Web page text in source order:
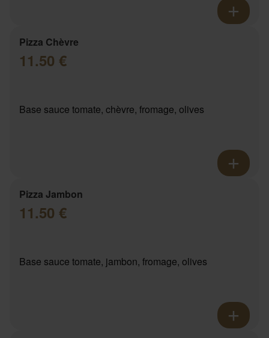
Pizza Chèvre
11.50 €
Base sauce tomate, chèvre, fromage, olives
Pizza Jambon
11.50 €
Base sauce tomate, jambon, fromage, olives